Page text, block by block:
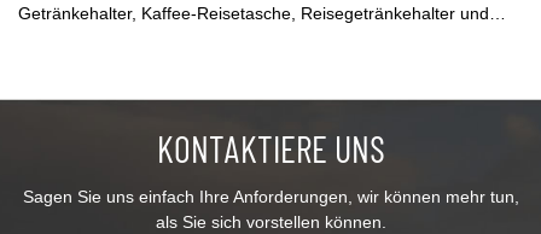
Getränkehalter, Kaffee-Reisetasche, Reisegetränkehalter und
für weitere Informationen.KONTAKTIERE UNS
Sagen Sie uns einfach Ihre Anforderungen, wir können mehr tun,
als Sie sich vorstellen können.